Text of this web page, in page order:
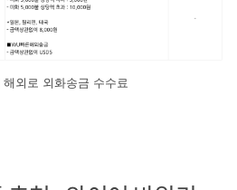
해외로 외화송금 수수료